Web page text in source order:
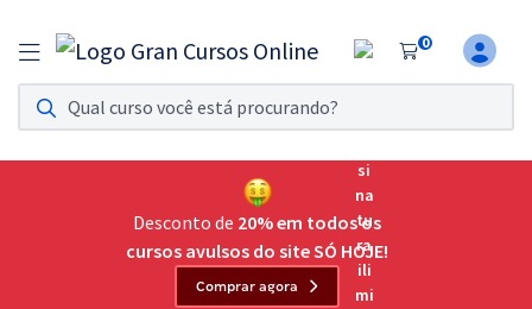
0
Assinatura Ilimitada 11
Acesso a todos os cursos. Teste grátis por 7 dias!
Assinatura OAB Até Passar
Acesso ilimitado a toda preparação para o Exame da
Residências Multiprofissionais
Desconto de 20% em todos os
cursos avulsos do site SÓ HOJE!
Comprar agora